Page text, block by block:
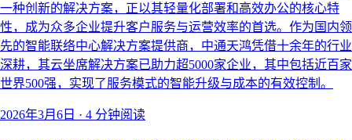
一种创新的解决方案，正以其轻量化部署和高效办公的核心特
性，成为众多企业提升客户服务与运营效率的首选。作为国内领
先的智能联络中心解决方案提供商，中通天鸿凭借十余年的行业
深耕，其云坐席解决方案已助力超5000家企业，其中包括近百家
世界500强，实现了服务模式的智能升级与成本的有效控制。
2026年3月6日 · 4 分钟阅读